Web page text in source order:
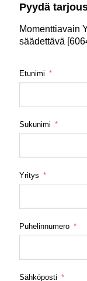
Pyydä
Momenttiavain
säädettävä
Etunimi
Sukunimi
Yritys
Puhelinnumero
Sähköposti